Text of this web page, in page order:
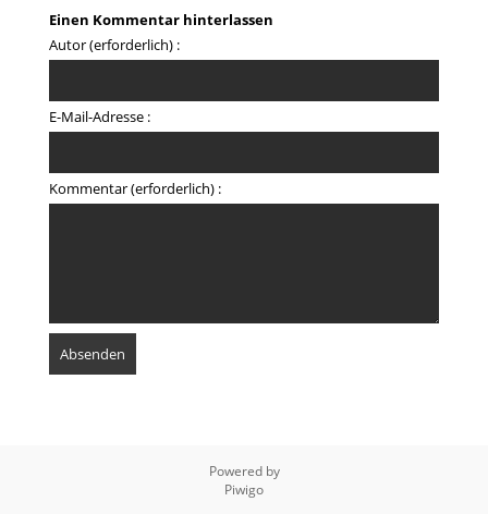
Einen Kommentar hinterlassen
Autor (erforderlich) :
E-Mail-Adresse :
Kommentar (erforderlich) :
Powered by
Piwigo